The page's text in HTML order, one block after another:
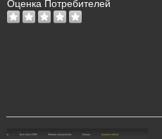
Оценка Потребителей